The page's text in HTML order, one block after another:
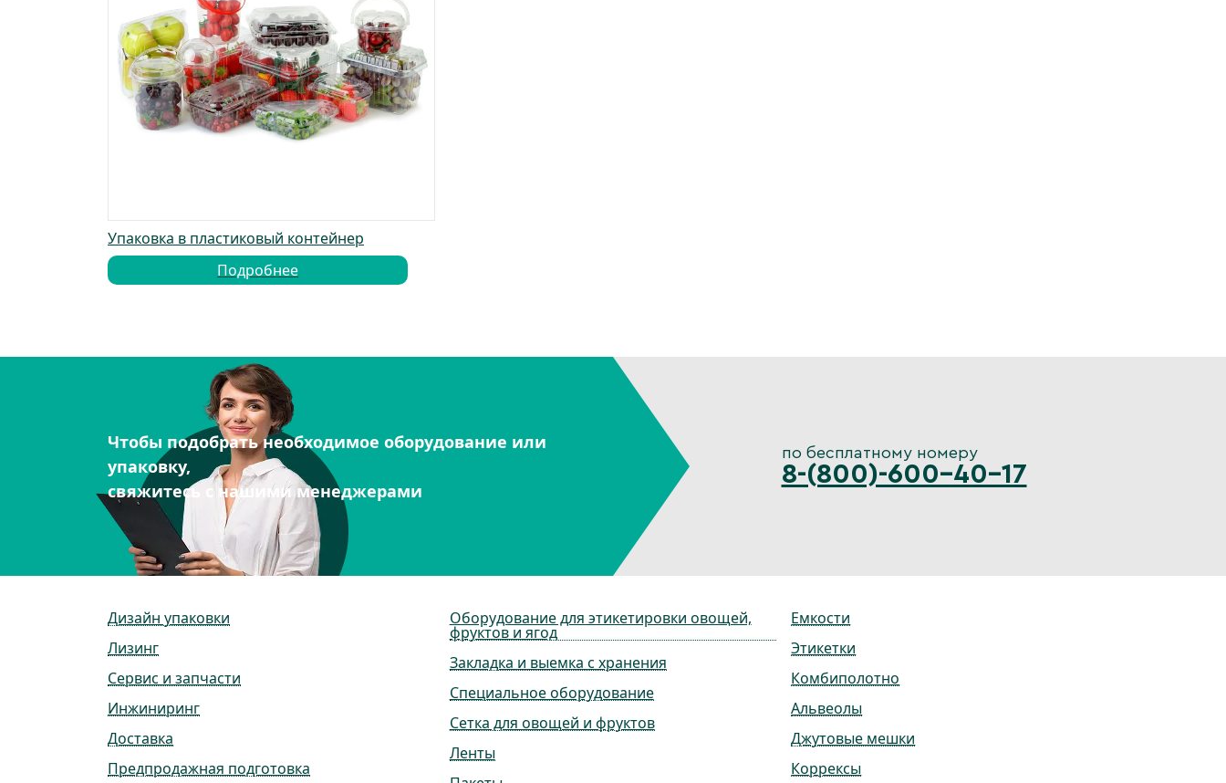
Упаковка в пластиковый контейнер
Подробнее
Чтобы подобрать необходимое оборудование или
упаковку,
свяжитесь с нашими менеджерами
по бесплатному номеру
8-(800)-600-40-17
Дизайн упаковки
Лизинг
Сервис и запчасти
Инжиниринг
Доставка
Предпродажная подготовка
Оборудование для этикетировки овощей,
фруктов и ягод
Закладка и выемка с хранения
Специальное оборудование
Сетка для овощей и фруктов
Ленты
Емкости
Этикетки
Комбиполотно
Альвеолы
Джутовые мешки
Коррексы